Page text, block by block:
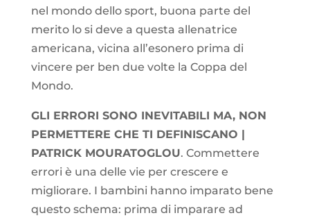
nel mondo dello sport, buona parte del
merito lo si deve a questa allenatrice
americana, vicina all’esonero prima di
vincere per ben due volte la Coppa del
Mondo.
GLI ERRORI SONO INEVITABILI MA, NON
PERMETTERE CHE TI DEFINISCANO |
PATRICK MOURATOGLOU. Commettere
errori è una delle vie per crescere e
migliorare. I bambini hanno imparato bene
questo schema: prima di imparare ad